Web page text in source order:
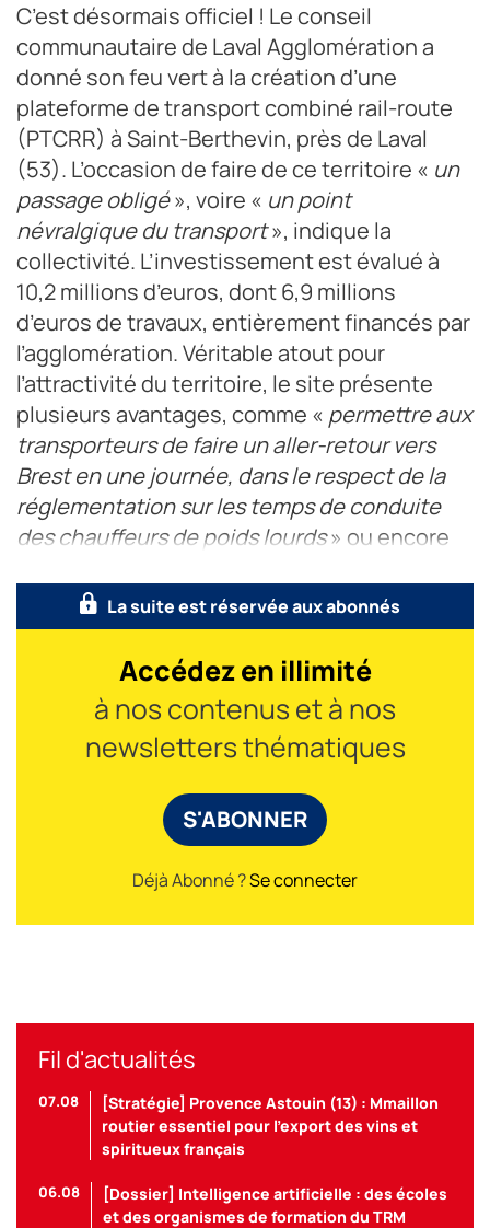
C’est désormais officiel ! Le conseil
communautaire de Laval Agglomération a
donné son feu vert à la création d’une
plateforme de transport combiné rail-route
(PTCRR) à Saint-Berthevin, près de Laval
(53). L’occasion de faire de ce territoire « un
passage obligé», voire « un point
névralgique du transport», indique la
collectivité. L’investissement est évalué à
10,2 millions d’euros, dont 6,9 millions
d’euros de travaux, entièrement financés par
l’agglomération. Véritable atout pour
l’attractivité du territoire, le site présente
plusieurs avantages, comme « permettre aux
transporteurs de faire un aller-retour vers
Brest en une journée, dans le respect de la
réglementation sur les temps de conduite
des chauffeurs de poids lourds» ou encore
La suite est réservée aux abonnés
Accédez en illimité
à nos contenus et à nos
newsletters thématiques
S'ABONNER
Déjà Abonné ?Se connecter
Fil d'actualités
07.08
[Stratégie] Provence Astouin (13) : Mmaillon
routier essentiel pour l’export des vins et
spiritueux français
06.08
[Dossier] Intelligence artificielle : des écoles
et des organismes de formation du TRM